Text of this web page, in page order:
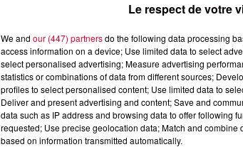
Le respect de votre
We and our (447) partnersdo the following data processing
access information on a device; Use limited data to select
select personalised advertising; Measure advertising
statistics or combinations of data from different sources;
profiles to select personalised content; Use limited data to
Deliver and present advertising and content; Save and
data such as IP address and browsing data to offer following
requested; Use precise geolocation data; Match and
based on information transmitted automatically.